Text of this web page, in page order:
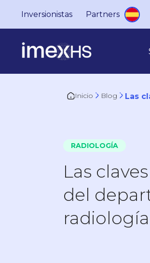
Inversionistas Partners
Inicio Blog Las
RADIOLOGÍA
Las
del
radiología